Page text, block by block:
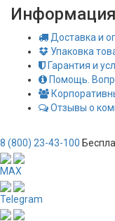
Информация
Доставка и
Упаковка
Гарантия и
Помощь.
Отзывы о
8 (800) 23-43-100
MAX
Telegram